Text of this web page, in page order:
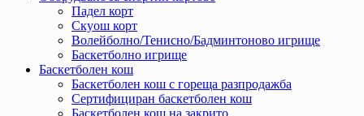
Падел корт
Скуош корт
Волейболно/Тенисно/Бадминтоново игрище
Баскетболно игрище
Баскетболен кош
Баскетболен кош с гореща разпродажба
Сертифициран баскетболен кош
Баскетболен кош на закрито